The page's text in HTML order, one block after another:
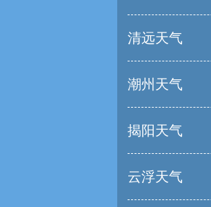
清远天气
潮州天气
揭阳天气
云浮天气